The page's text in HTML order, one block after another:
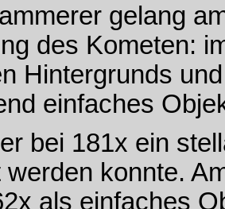
gelang
des Kometen:
Hintergrunds
einfaches
bei 181x ein
konnte.
als einfaches